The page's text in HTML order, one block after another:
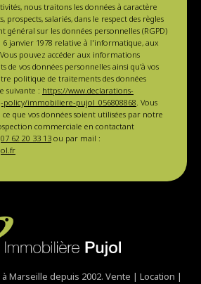
nous traitons les données à caractère
prospects, salariés, dans le respect des règles
général sur les données personnelles (RGPD)
janvier 1978 relative à l'informatique, aux
pouvez accéder aux informations
de vos données personnelles ainsi qu'à vos
politique de traitements des données
suivante : https://www.declarations-
policy/immobiliere-pujol_056808868 . Vous
que vos données soient utilisées par notre
commerciale en contactant
07 62 20 33 13 ou par mail :
Marseille depuis 2002. Vente | Location |